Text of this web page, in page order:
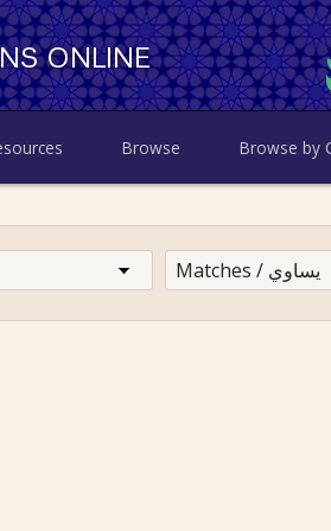
ONLINE
Browse Browse by